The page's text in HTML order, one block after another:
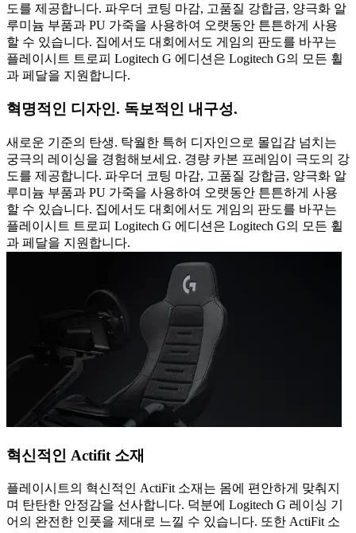
도를 제공합니다. 파우더 코팅 마감, 고품질 강합금, 양극화 알
루미늄 부품과 PU 가죽을 사용하여 오랫동안 튼튼하게 사용
할 수 있습니다. 집에서도 대회에서도 게임의 판도를 바꾸는
플레이시트 트로피 Logitech G 에디션은 Logitech G의 모든 휠
과 페달을 지원합니다.
혁명적인 디자인. 독보적인 내구성.
새로운 기준의 탄생. 탁월한 특허 디자인으로 몰입감 넘치는
궁극의 레이싱을 경험해보세요. 경량 카본 프레임이 극도의 강
도를 제공합니다. 파우더 코팅 마감, 고품질 강합금, 양극화 알
루미늄 부품과 PU 가죽을 사용하여 오랫동안 튼튼하게 사용
할 수 있습니다. 집에서도 대회에서도 게임의 판도를 바꾸는
플레이시트 트로피 Logitech G 에디션은 Logitech G의 모든 휠
과 페달을 지원합니다.
혁신적인 Actifit 소재
플레이시트의 혁신적인 ActiFit 소재는 몸에 편안하게 맞춰지
며 탄탄한 안정감을 선사합니다. 덕분에 Logitech G 레이싱 기
어의 완전한 인풋을 제대로 느낄 수 있습니다. 또한 ActiFit 소